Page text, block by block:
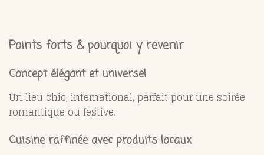
Points forts & pourquoi y revenir
Concept élégant et universel
Un lieu chic, international, parfait pour une soirée
romantique ou festive.
Cuisine raffinée avec produits locaux